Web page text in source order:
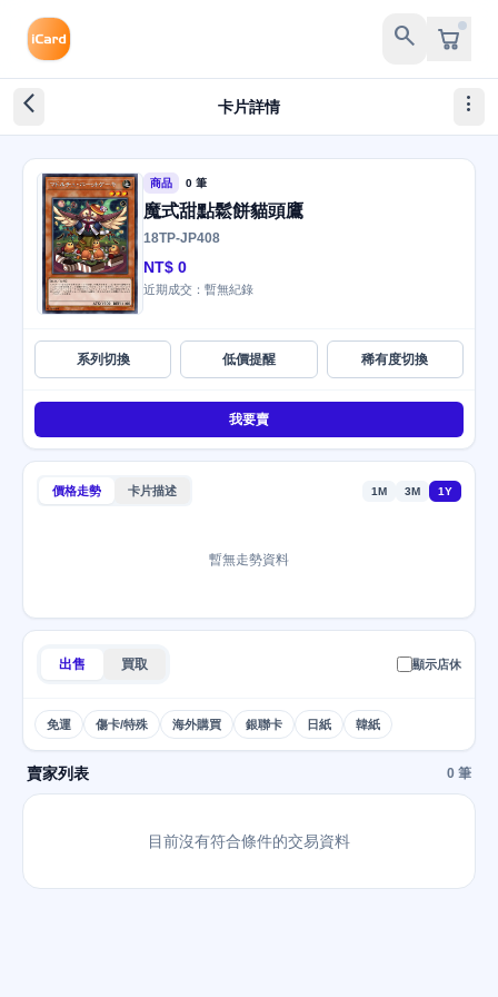
search
arrow_back_ios_new 卡片詳情 more_vert
商品 0 筆
魔式甜點鬆餅貓頭鷹
18TP-JP408
NT$ 0
近期成交：暫無紀錄
系列切換 低價提醒 稀有度切換
我要賣
價格走勢 卡片描述 1M 3M 1Y
暫無走勢資料
出售 買取 顯示店休
免運 傷卡/特殊 海外購買 銀聯卡 日紙 韓紙
賣家列表 0 筆
目前沒有符合條件的交易資料